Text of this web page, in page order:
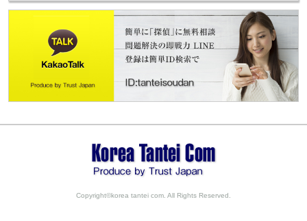
Copyright©korea tantei com. All Rights Reserved.